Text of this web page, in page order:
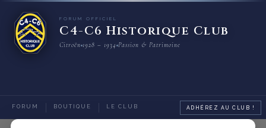
FORUM OFFICIEL
C4-C6 Historique Club
Citroën 1928 – 1934 Passion & Patrimoine
FORUM BOUTIQUE LE CLUB ADHÉREZ AU CLUB !